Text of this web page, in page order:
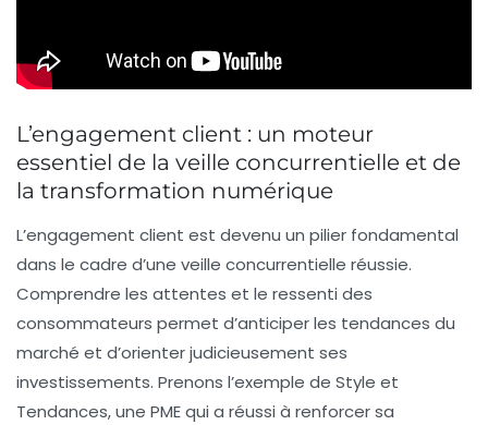
L’engagement client : un moteur
essentiel de la veille concurrentielle et de
la transformation numérique
L’engagement client est devenu un pilier fondamental
dans le cadre d’une veille concurrentielle réussie.
Comprendre les attentes et le ressenti des
consommateurs permet d’anticiper les tendances du
marché et d’orienter judicieusement ses
investissements. Prenons l’exemple de Style et
Tendances, une PME qui a réussi à renforcer sa